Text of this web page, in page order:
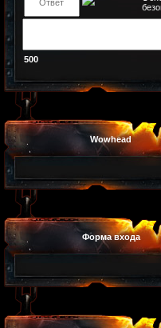
500
Wowhead
Форма входа